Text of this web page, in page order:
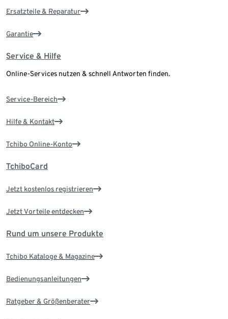
Ersatzteile & Reparatur
Garantie
Service & Hilfe
Online-Services nutzen & schnell Antworten finden.
Service-Bereich
Hilfe & Kontakt
Tchibo Online-Konto
TchiboCard
Jetzt kostenlos registrieren
Jetzt Vorteile entdecken
Rund um unsere Produkte
Tchibo Kataloge & Magazine
Bedienungsanleitungen
Ratgeber & Größenberater